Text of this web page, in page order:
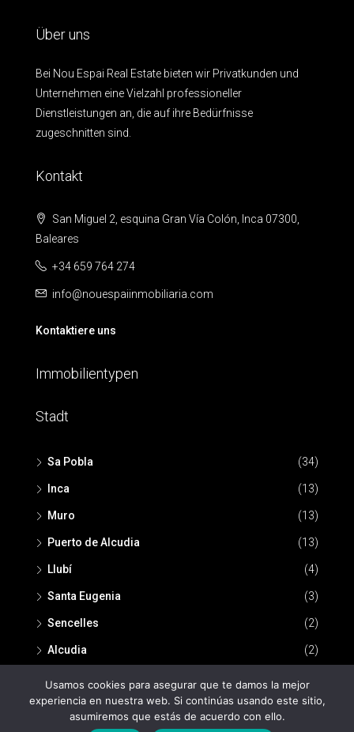
Über uns
Bei Nou Espai Real Estate bieten wir Privatkunden und
Unternehmen eine Vielzahl professioneller
Dienstleistungen an, die auf ihre Bedürfnisse
zugeschnitten sind.
Kontakt
San Miguel 2, esquina Gran Vía Colón, Inca 07300,
Baleares
+34 659 764 274
info@nouespaiinmobiliaria.com
Kontaktiere uns
Immobilientypen
Stadt
Sa Pobla (34)
Inca (13)
Muro (13)
Puerto de Alcudia (13)
Llubí (4)
Santa Eugenia (3)
Sencelles (2)
Alcudia (2)
Usamos cookies para asegurar que te damos la mejor
experiencia en nuestra web. Si continúas usando este sitio,
asumiremos que estás de acuerdo con ello.